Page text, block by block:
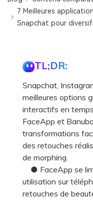
7 Meilleures
Snapchat pour
TL;DR:
Snapchat,
meilleures options
interactifs en
FaceApp et
transformations
des retouches
de morphing.
● FaceApp se
utilisation sur
retouches de